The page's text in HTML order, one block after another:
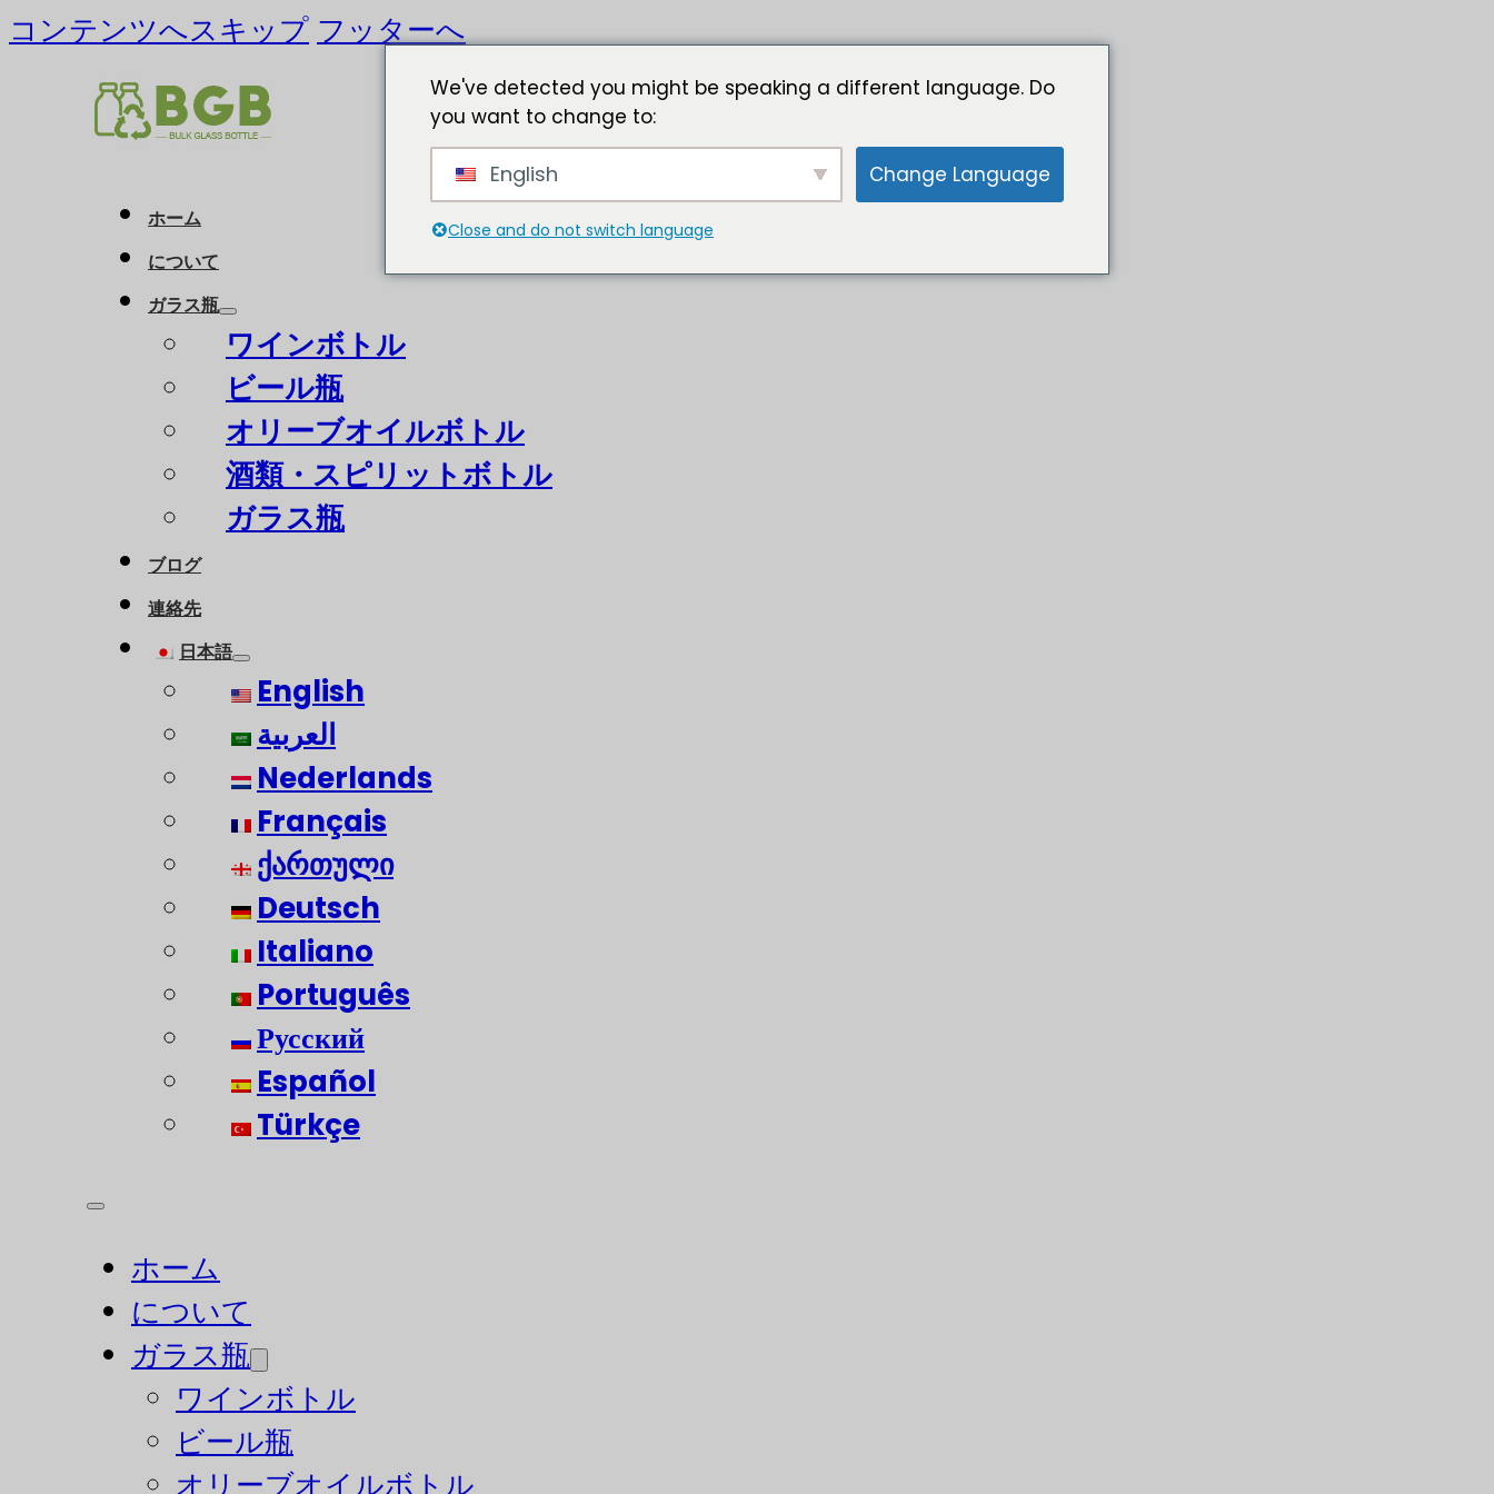
コンテンツへスキップ フッターへ
ホーム
について
ガラス瓶
ワインボトル
ビール瓶
オリーブオイルボトル
酒類・スピリットボトル
ガラス瓶
ブログ
連絡先
日本語
English
العربية
Nederlands
Français
ქართული
Deutsch
Italiano
Português
Русский
Español
Türkçe
ホーム
について
ガラス瓶
ワインボトル
ビール瓶
オリーブオイルボトル
We've detected you might be speaking a different language. Do
you want to change to:
English Change Language
Close and do not switch language